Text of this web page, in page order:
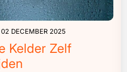
02 DECEMBER 2025
Kelder Zelf